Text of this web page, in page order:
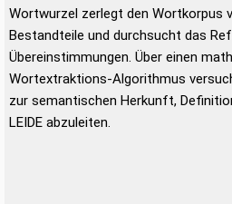
Wortwurzel zerlegt den Wortkorpus
Bestandteile und durchsucht das
Übereinstimmungen. Über einen
Wortextraktions-Algorithmus
zur semantischen Herkunft,
LEIDE abzuleiten.